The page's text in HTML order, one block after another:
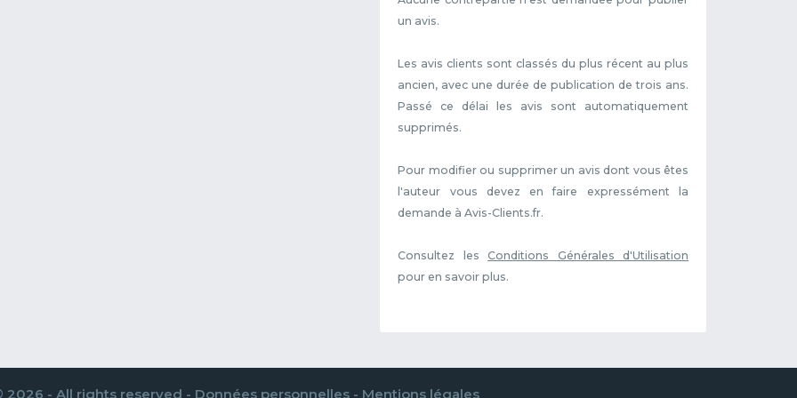
un avis.
Les avis clients sont classés du plus récent au plus
ancien, avec une durée de publication de trois ans.
Passé ce délai les avis sont automatiquement
supprimés.
Pour modifier ou supprimer un avis dont vous êtes
l'auteur vous devez en faire expressément la
demande à Avis-Clients.fr.
Consultez lesConditions Générales d'Utilisation
pour en savoir plus.
2026 - All rights reserved - Données personnelles- Mentions légales